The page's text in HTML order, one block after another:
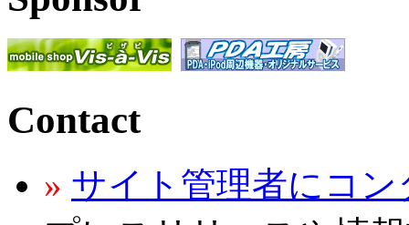
Contact
» サイト管理者にコン